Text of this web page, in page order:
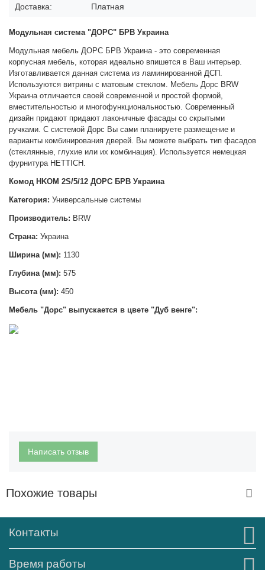
Доставка: Платная
Модульная система "ДОРС" БРВ Украина
Модульная мебель ДОРС БРВ Украина - это современная
корпусная мебель, которая идеально впишется в Ваш интерьер.
Изготавливается данная система из ламинированной ДСП.
Используются витрины с матовым стеклом. Мебель Дорс BRW
Украина отличается своей современной и простой формой,
вместительностью и многофункциональностью. Современный
дизайн придают придают лаконичные фасады со скрытыми
ручками. С системой Дорс Вы сами планируете размещение и
варианты комбинирования дверей. Вы можете выбрать тип фасадов
(стеклянные, глухие или их комбинация). Используется немецкая
фурнитура HETTICH.
Комод HKOM 2S/5/12 ДОРС БРВ Украина
Категория: Универсальные системы
Производитель: BRW
Страна: Украина
Ширина (мм): 1130
Глубина (мм): 575
Высота (мм): 450
Мебель "Дорс" выпускается в цвете "Дуб венге":
Написать отзыв
Похожие товары
Контакты
Время работы